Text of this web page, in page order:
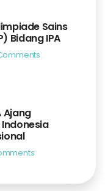
Sains
Bidang IPA
Ajang